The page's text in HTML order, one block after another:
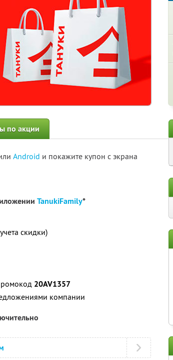
по акции
Android и покажите купон с экрана
TanukiFamily*
скидки)
20AV1357
компании